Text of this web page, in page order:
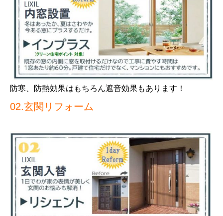
防寒、防熱効果はもちろん遮音効果もあります！
02.玄関リフォーム